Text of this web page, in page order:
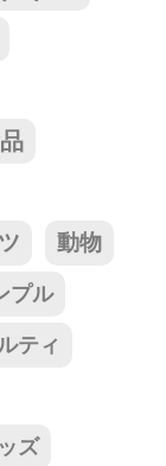
動物
プル
ティ
ズ